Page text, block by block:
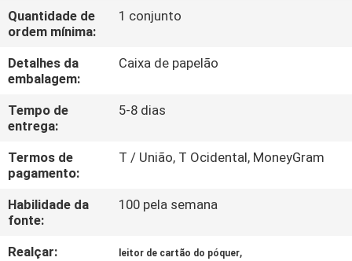
FALE
CONOSCO
PEDIR UM
ORÇAMENTO
MAPA
DO
SITE
Quantidade de
ordem mínima:
1 conjunto
Detalhes da
embalagem:
Caixa de papelão
Tempo de
entrega:
5-8 dias
Termos de
pagamento:
T / União, T Ocidental, MoneyGram
Habilidade da
fonte:
100 pela semana
Realçar: leitor de cartão do póquer,